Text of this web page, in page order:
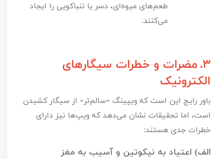
طعم‌های میوه‌ای، دسر یا تنباکویی را ایجاد
می‌کنند.
۳. مضرات و خطرات سیگارهای
الکترونیک
باور رایج این است که ویپینگ «سالم‌تر» از سیگار کشیدن
است، اما تحقیقات نشان می‌دهد که ویپ‌ها نیز دارای
خطرات جدی هستند:
الف) اعتیاد به نیکوتین و آسیب به مغز